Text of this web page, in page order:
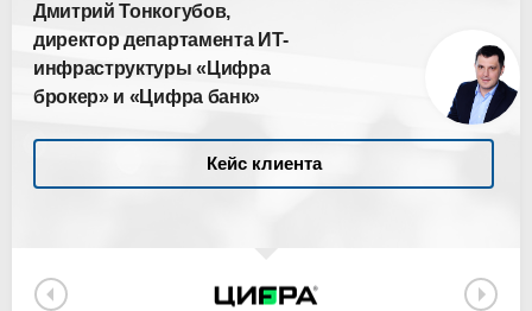
Дмитрий Тонкогубов,
директор департамента ИТ-
инфраструктуры «Цифра
брокер» и «Цифра банк»
Кейс клиента